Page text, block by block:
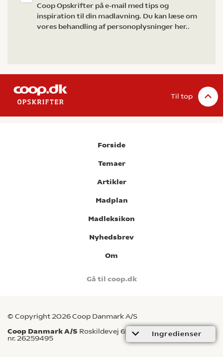
Ingredienser
Coop Opskrifter på e-mail med tips og
inspiration til din madlavning. Du kan læse om
vores behandling af personoplysninger her..
Til top
Forside
Temaer
Artikler
Madplan
Madleksikon
Nyhedsbrev
Om
Gå til coop.dk
© Copyright 2026 Coop Danmark A/S
Coop Danmark A/S Roskildevej 65, 2620 Albertslund CVR-
nr. 26259495